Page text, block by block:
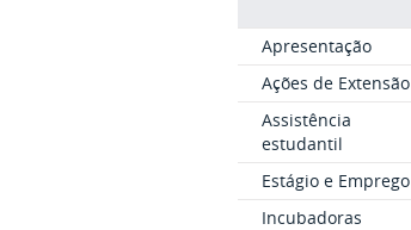
Apresentação
Ações de Extensão
Assistência
estudantil
Estágio e Emprego
Incubadoras